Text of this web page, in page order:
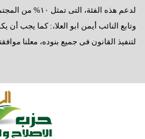
لدعم هذه الفئة، التى تمثل ١٠% من المجتمع.
وتابع النائب أيمن ابو العلا،: كما يجب
لتنفيذ القانون فى جميع بنوده، معلنا